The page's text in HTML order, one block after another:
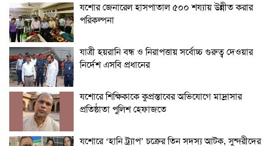
যশোর জেনারেল হাসপাতাল ৫০০ শয্যায় উন্নীত করার
পরিকল্পনা
যাত্রী হয়রানি বন্ধ ও নিরাপত্তায় সর্বোচ্চ গুরুত্ব দেওয়ার
নির্দেশ এসবি প্রধানের
যশোরে শিক্ষিকাকে কুপ্রস্তাবের অভিযোগে মাদ্রাসার
প্রতিষ্ঠাতা পুলিশ হেফাজতে
যশোরে ‘হানি ট্র্যাপ’ চক্রের তিন সদস্য আটক, সুন্দরীদের